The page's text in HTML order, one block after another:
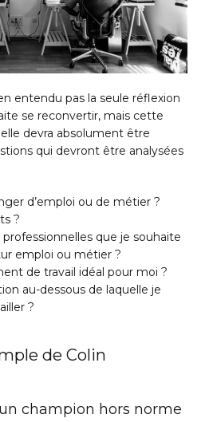
entendu pas la seule réflexion
se reconvertir, mais cette
devra absolument être
qui devront être analysées
d’emploi ou de métier ?
?
que je souhaite
emploi ou métier ?
de travail idéal pour moi ?
au-dessous de laquelle je
?
de Colin
champion hors norme